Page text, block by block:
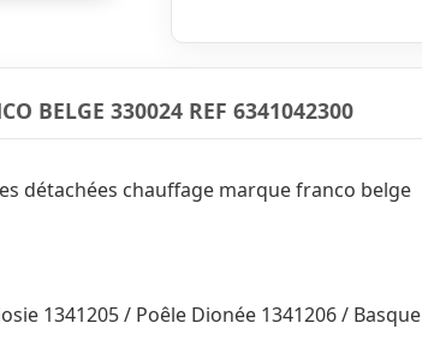
BELGE 330024 REF 6341042300
détachées chauffage marque franco belge
1341205 / Poêle Dionée 1341206 / Basque